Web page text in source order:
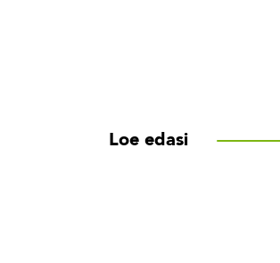
Loe edasi